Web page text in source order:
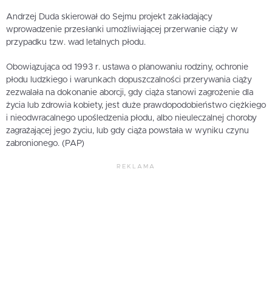
Andrzej Duda skierował do Sejmu projekt zakładający
wprowadzenie przesłanki umożliwiającej przerwanie ciąży w
przypadku tzw. wad letalnych płodu.
Obowiązująca od 1993 r. ustawa o planowaniu rodziny, ochronie
płodu ludzkiego i warunkach dopuszczalności przerywania ciąży
zezwalała na dokonanie aborcji, gdy ciąża stanowi zagrożenie dla
życia lub zdrowia kobiety, jest duże prawdopodobieństwo ciężkiego
i nieodwracalnego upośledzenia płodu, albo nieuleczalnej choroby
zagrażającej jego życiu, lub gdy ciąża powstała w wyniku czynu
zabronionego. (PAP)
REKLAMA